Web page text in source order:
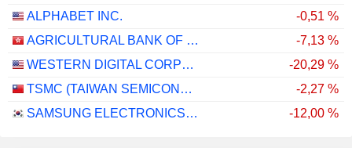
ALPHABET INC.
-0,51 %
AGRICULTURAL BANK OF CHINA LIMITED
-7,13 %
WESTERN DIGITAL CORPORATION
-20,29 %
TSMC (TAIWAN SEMICONDUCTOR MANUFACTURING COMPANY)
-2,27 %
SAMSUNG ELECTRONICS CO., LTD.
-12,00 %